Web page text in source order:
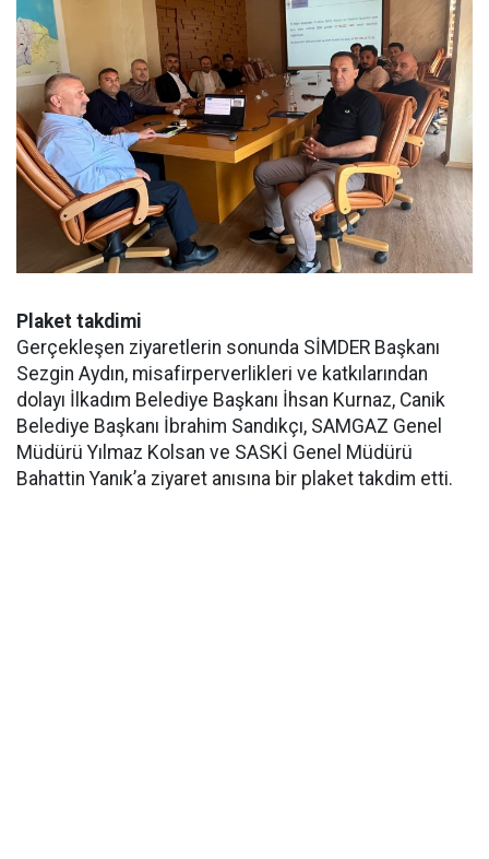
Plaket takdimi
Gerçekleşen ziyaretlerin sonunda SİMDER Başkanı
Sezgin Aydın, misafirperverlikleri ve katkılarından
dolayı İlkadım Belediye Başkanı İhsan Kurnaz, Canik
Belediye Başkanı İbrahim Sandıkçı, SAMGAZ Genel
Müdürü Yılmaz Kolsan ve SASKİ Genel Müdürü
Bahattin Yanık’a ziyaret anısına bir plaket takdim etti.